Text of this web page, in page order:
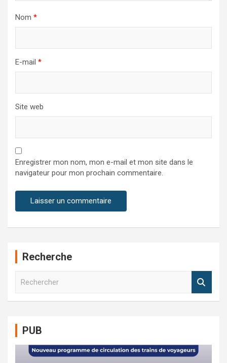
Nom *
E-mail *
Site web
Enregistrer mon nom, mon e-mail et mon site dans le
navigateur pour mon prochain commentaire.
Recherche
PUB